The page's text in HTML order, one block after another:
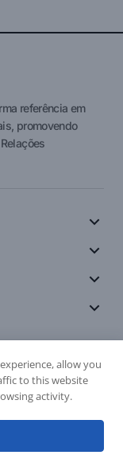
referência em
promovendo
allow you
to this website
activity.